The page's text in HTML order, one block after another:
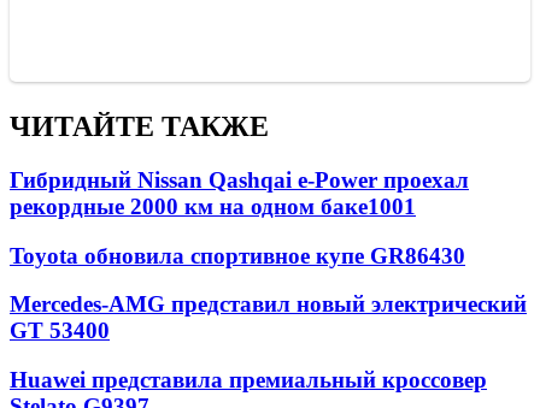
ЧИТАЙТЕ ТАКЖЕ
Гибридный Nissan Qashqai e-Power проехал
рекордные 2000 км на одном баке1001
Toyota обновила спортивное купе GR86430
Mercedes-AMG представил новый электрический
GT 53400
Huawei представила премиальный кроссовер